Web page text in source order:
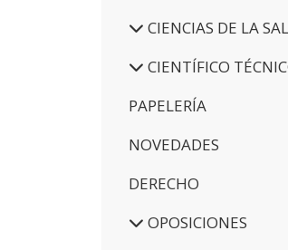
CIENCIAS DE LA
CIENTÍFICO
PAPELERÍA
NOVEDADES
DERECHO
OPOSICIONES